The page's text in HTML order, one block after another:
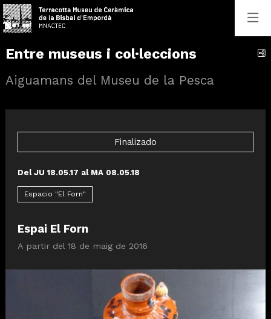
Entre museus i col·leccions
Aiguamans del Museu de la Pesca
Finalizado
Del JU 18.05.17 al MA 08.05.18
Espacio "El Forn"
Espai El Forn
A partir del 18 de maig de 2016